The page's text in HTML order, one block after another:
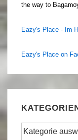
the way to
Eazy's Place - Im
Eazy's Place on
Kategorien